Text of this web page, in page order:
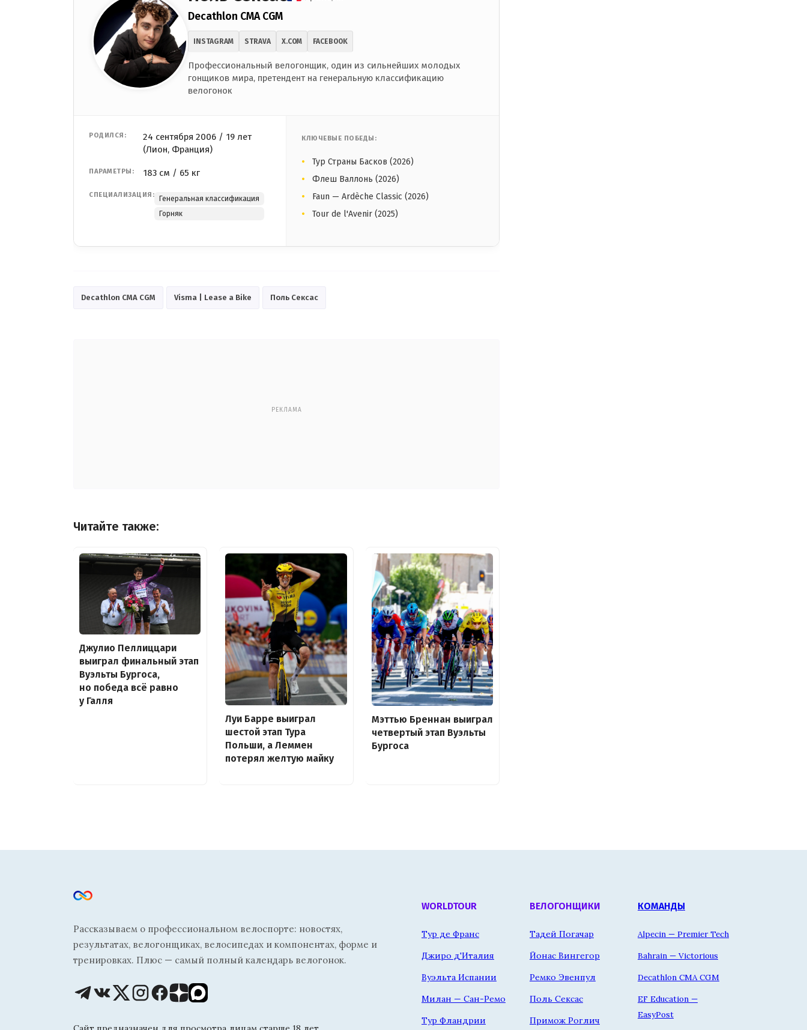
Decathlon CMA CGM
INSTAGRAM STRAVA X.COM FACEBOOK
Профессиональный велогонщик, один из сильнейших молодых
гонщиков мира, претендент на генеральную классификацию
велогонок
РОДИЛСЯ:
24 сентября 2006 / 19 лет
(Лион, Франция)
ПАРАМЕТРЫ: 183 см / 65 кг
СПЕЦИАЛИЗАЦИЯ:
Генеральная классификация
Горняк
КЛЮЧЕВЫЕ ПОБЕДЫ:
Тур Страны Басков (2026)
Флеш Валлонь (2026)
Faun — Ardèche Classic (2026)
Tour de l'Avenir (2025)
Decathlon CMA CGM Visma | Lease a Bike Поль Сексас
РЕКЛАМА
Читайте также:
Джулио Пеллиццари
выиграл финальный этап
Вуэльты Бургоса,
но победа всё равно
у Галля
Луи Барре выиграл
шестой этап Тура
Польши, а Леммен
потерял желтую майку
Мэттью Бреннан выиграл
четвертый этап Вуэльты
Бургоса
Рассказываем о профессиональном велоспорте: новостях,
результатах, велогонщиках, велосипедах и компонентах, форме и
тренировках. Плюс — самый полный календарь велогонок.
WORLDTOUR
Тур де Франс
Джиро д'Италия
Вуэльта Испании
Милан — Сан-Ремо
Тур Фландрии
ВЕЛОГОНЩИКИ
Тадей Погачар
Йонас Вингегор
Ремко Эвенпул
Поль Сексас
Примож Роглич
КОМАНДЫ
Alpecin — Premier Tech
Bahrain — Victorious
Decathlon CMA CGM
EF Education —
EasyPost